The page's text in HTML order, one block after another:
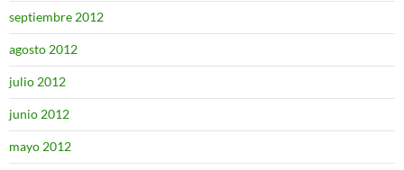
septiembre 2012
agosto 2012
julio 2012
junio 2012
mayo 2012